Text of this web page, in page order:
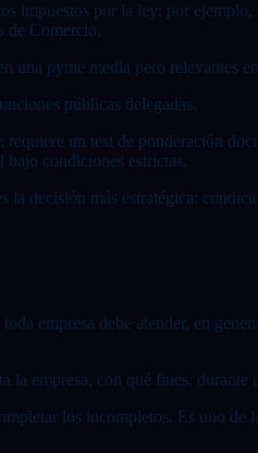
impuestos por la ley: por
de Comercio.
una pyme media pero relevantes
públicas delegadas.
un test de ponderación
bajo condiciones estrictas.
la decisión más estratégica:
empresa debe atender, en
la empresa, con qué fines,
los incompletos. Es uno de